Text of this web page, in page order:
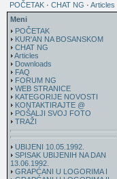
POČETAK · CHAT NG · Articles
Meni
POČETAK
KUR'AN NA BOSANSKOM
CHAT NG
Articles
Downloads
FAQ
FORUM NG
WEB STRANICE
KATEGORIJE NOVOSTI
KONTAKTIRAJTE @
POŠALJI SVOJ FOTO
TRAŽI
UBIJENI 10.05.1992.
SPISAK UBIJENIH NA DAN
13.06.1992.
GRAPĆANI U LOGORIMA I